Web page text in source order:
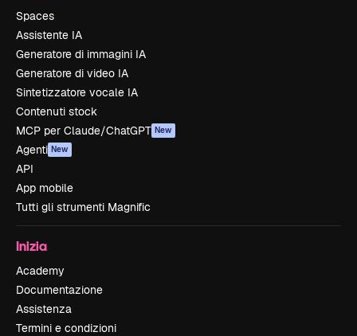
Spaces
Assistente IA
Generatore di immagini IA
Generatore di video IA
Sintetizzatore vocale IA
Contenuti stock
MCP per Claude/ChatGPT New
Agenti New
API
App mobile
Tutti gli strumenti Magnific
Inizia
Academy
Documentazione
Assistenza
Termini e condizioni